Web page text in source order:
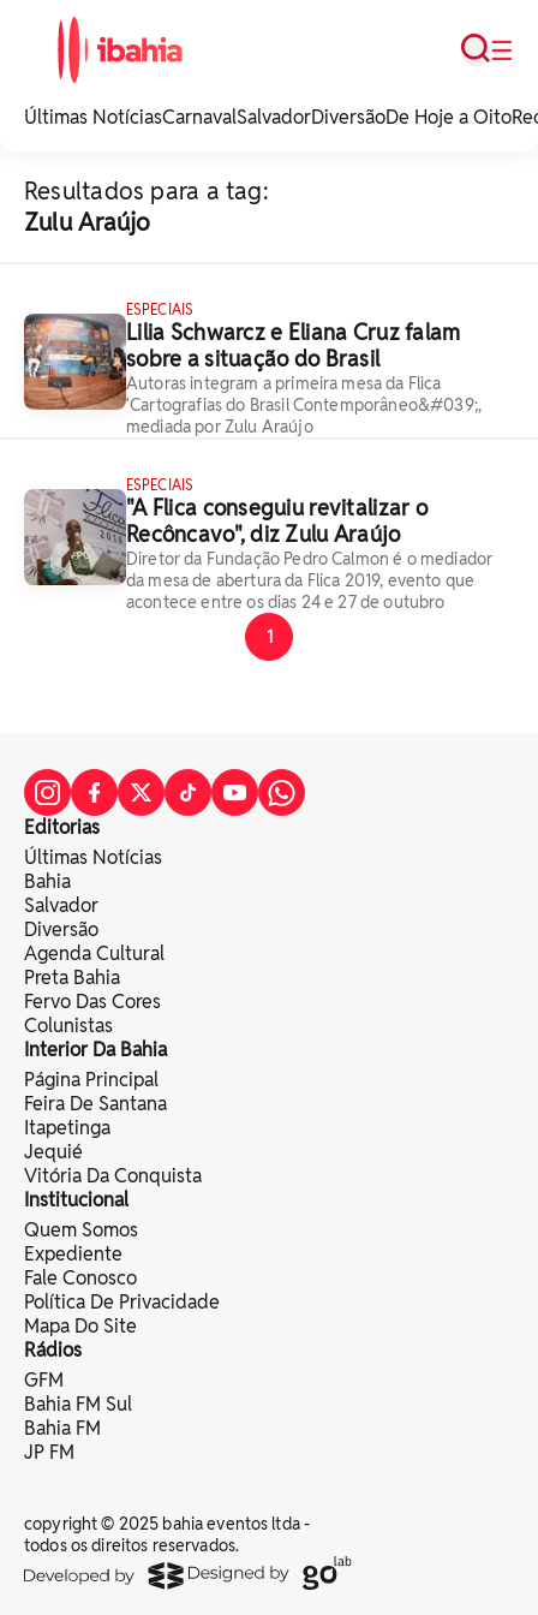
noticias e
☰
Busca
Últimas NotíciasCarnavalSalvadorDiversãoDe Hoje a Oito
Resultados para a tag:
Zulu Araújo
ESPECIAIS
Lilia Schwarcz e Eliana Cruz falam
sobre a situação do Brasil
Autoras integram a primeira mesa da Flica
‘Cartografias do Brasil Contemporâneo&#039;,
mediada por Zulu Araújo
ESPECIAIS
"A Flica conseguiu revitalizar o
Recôncavo", diz Zulu Araújo
Diretor da Fundação Pedro Calmon é o mediador
da mesa de abertura da Flica 2019, evento que
acontece entre os dias 24 e 27 de outubro
1
Editorias
Últimas Notícias
Bahia
Salvador
Diversão
Agenda Cultural
Preta Bahia
Fervo Das Cores
Colunistas
Interior Da Bahia
Página Principal
Feira De Santana
Itapetinga
Jequié
Vitória Da Conquista
Institucional
Quem Somos
Expediente
Fale Conosco
Política De Privacidade
Mapa Do Site
Rádios
GFM
Bahia FM Sul
Bahia FM
JP FM
copyright © 2025 bahia eventos ltda -
todos os direitos reservados.